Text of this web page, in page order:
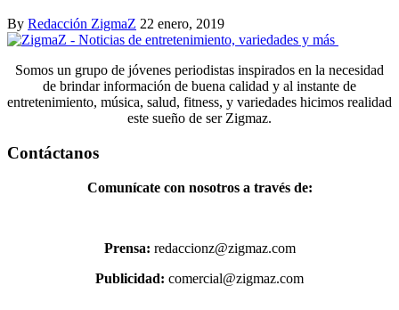
By Redacción ZigmaZ 22 enero, 2019
Somos un grupo de jóvenes periodistas inspirados en la necesidad
de brindar información de buena calidad y al instante de
entretenimiento, música, salud, fitness, y variedades hicimos realidad
este sueño de ser Zigmaz.
Contáctanos
Comunícate con nosotros a través de:
Prensa: redaccionz@zigmaz.com
Publicidad: comercial@zigmaz.com